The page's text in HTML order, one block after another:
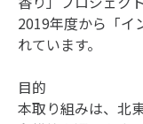
2019年度から「イ
れています。
目的
本取り組みは、北